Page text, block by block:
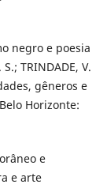
negro e poesia
TRINDADE, V.
gêneros e
Horizonte:
e
e arte